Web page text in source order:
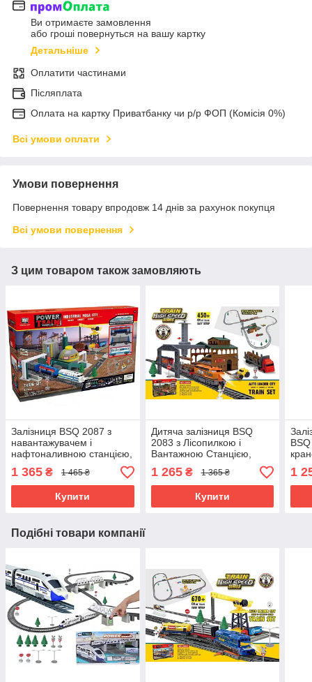
Ви отримаєте замовлення
або гроші повернуться на вашу картку
Детальніше
Оплатити частинами
Післяплата
Оплата на картку Приватбанку чи р/р ФОП (Комісія 0%)
Всі умови оплати
Умови повернення
Повернення товару впродовж 14 днів за рахунок покупця
Всі умови повернення
З цим товаром також замовляють
Залізниця BSQ 2087 з
навантажувачем і
нафтоналивною станцією,
довжина 670 см
1 365 ₴ 1 465 ₴
Купити
Дитяча залізниця BSQ
2083 з Лісопилкою і
Вантажною Станцією,
довжина колії 450 см
1 265₴ 1 365 ₴
Купити
1
Подібні товари компанії